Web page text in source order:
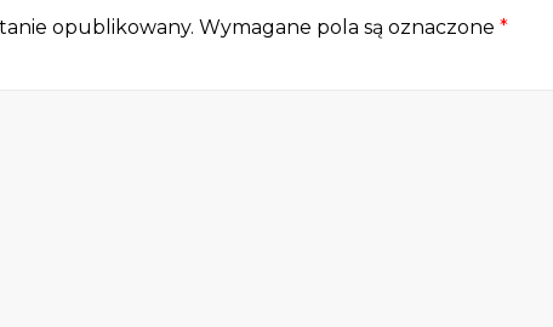
opublikowany. Wymagane pola są oznaczone *